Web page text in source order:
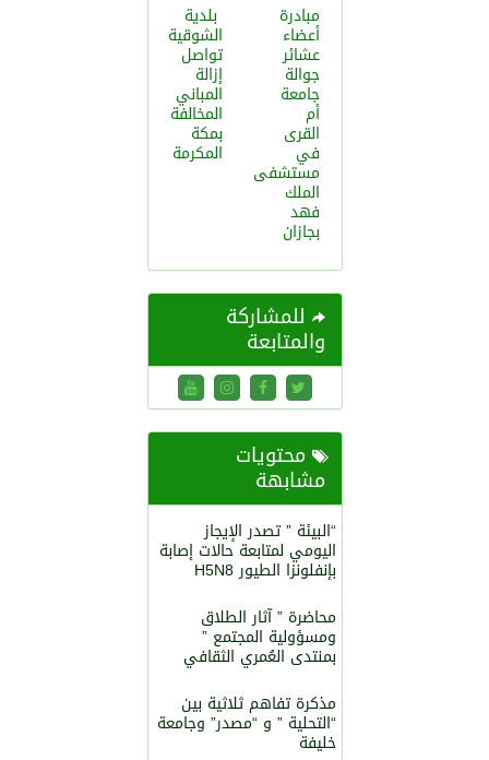
بلدية
الشوقية
تواصل
إزالة
المباني
المخالفة
بمكة
المكرمة
مبادرة
أعضاء
عشائر
جوالة
جامعة
أم
القرى
في
مستشفى
الملك
فهد
بجازان
للمشاركة
والمتابعة
محتويات
مشابهة
“البيئة ” تصدر الإيجاز
اليومي لمتابعة حالات إصابة
بإنفلونزا الطيور H5N8
محاضرة ” آثار الطلاق
ومسؤولية المجتمع ”
بمنتدى العُمري الثقافي
مذكرة تفاهم ثلاثية بين
“التحلية ” و “مصدر” وجامعة
خليفة